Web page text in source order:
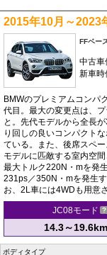
2015年10月～2023
FFベー
中古車
新車時
BMWのプレミアムコンパ
代目。最大の変更点は、
と。先代モデルから全長
り回しの良いコンパクト
ている。また、後席スペ
モデルに匹敵する室内空
最大トルク220N・mを発
231ps／350N・mを発生
お、2L車には4WDも用意
JC08モード
14.3～
ボディタイプ